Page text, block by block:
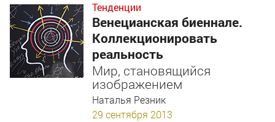
Тенденции
Венецианская биеннале.
Коллекционировать
реальность
Мир, становящийся
изображением
Наталья Резник
29 сентября 2013